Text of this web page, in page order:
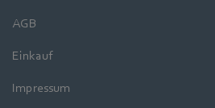
AGB
Einkauf
Impressum